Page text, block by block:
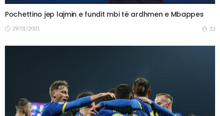
Pochettino jep lajmin e fundit mbi të ardhmen e Mbappes
29/01/2021 33